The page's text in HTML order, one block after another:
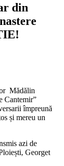
din
Mădălin
Cantemir”
împreună
și mereu un
azi de
Georget